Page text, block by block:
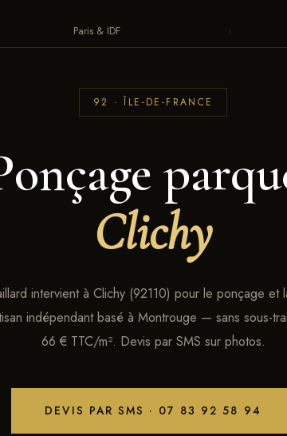
Paris & IDF ›
92 · ÎLE-DE-FRANCE
Clichy
intervient à Clichy (92110) pour le ponçage et
indépendant basé à Montrouge — sans sous-
66 € TTC/m². Devis par SMS sur photos.
DEVIS PAR SMS · 07 83 92 58 94